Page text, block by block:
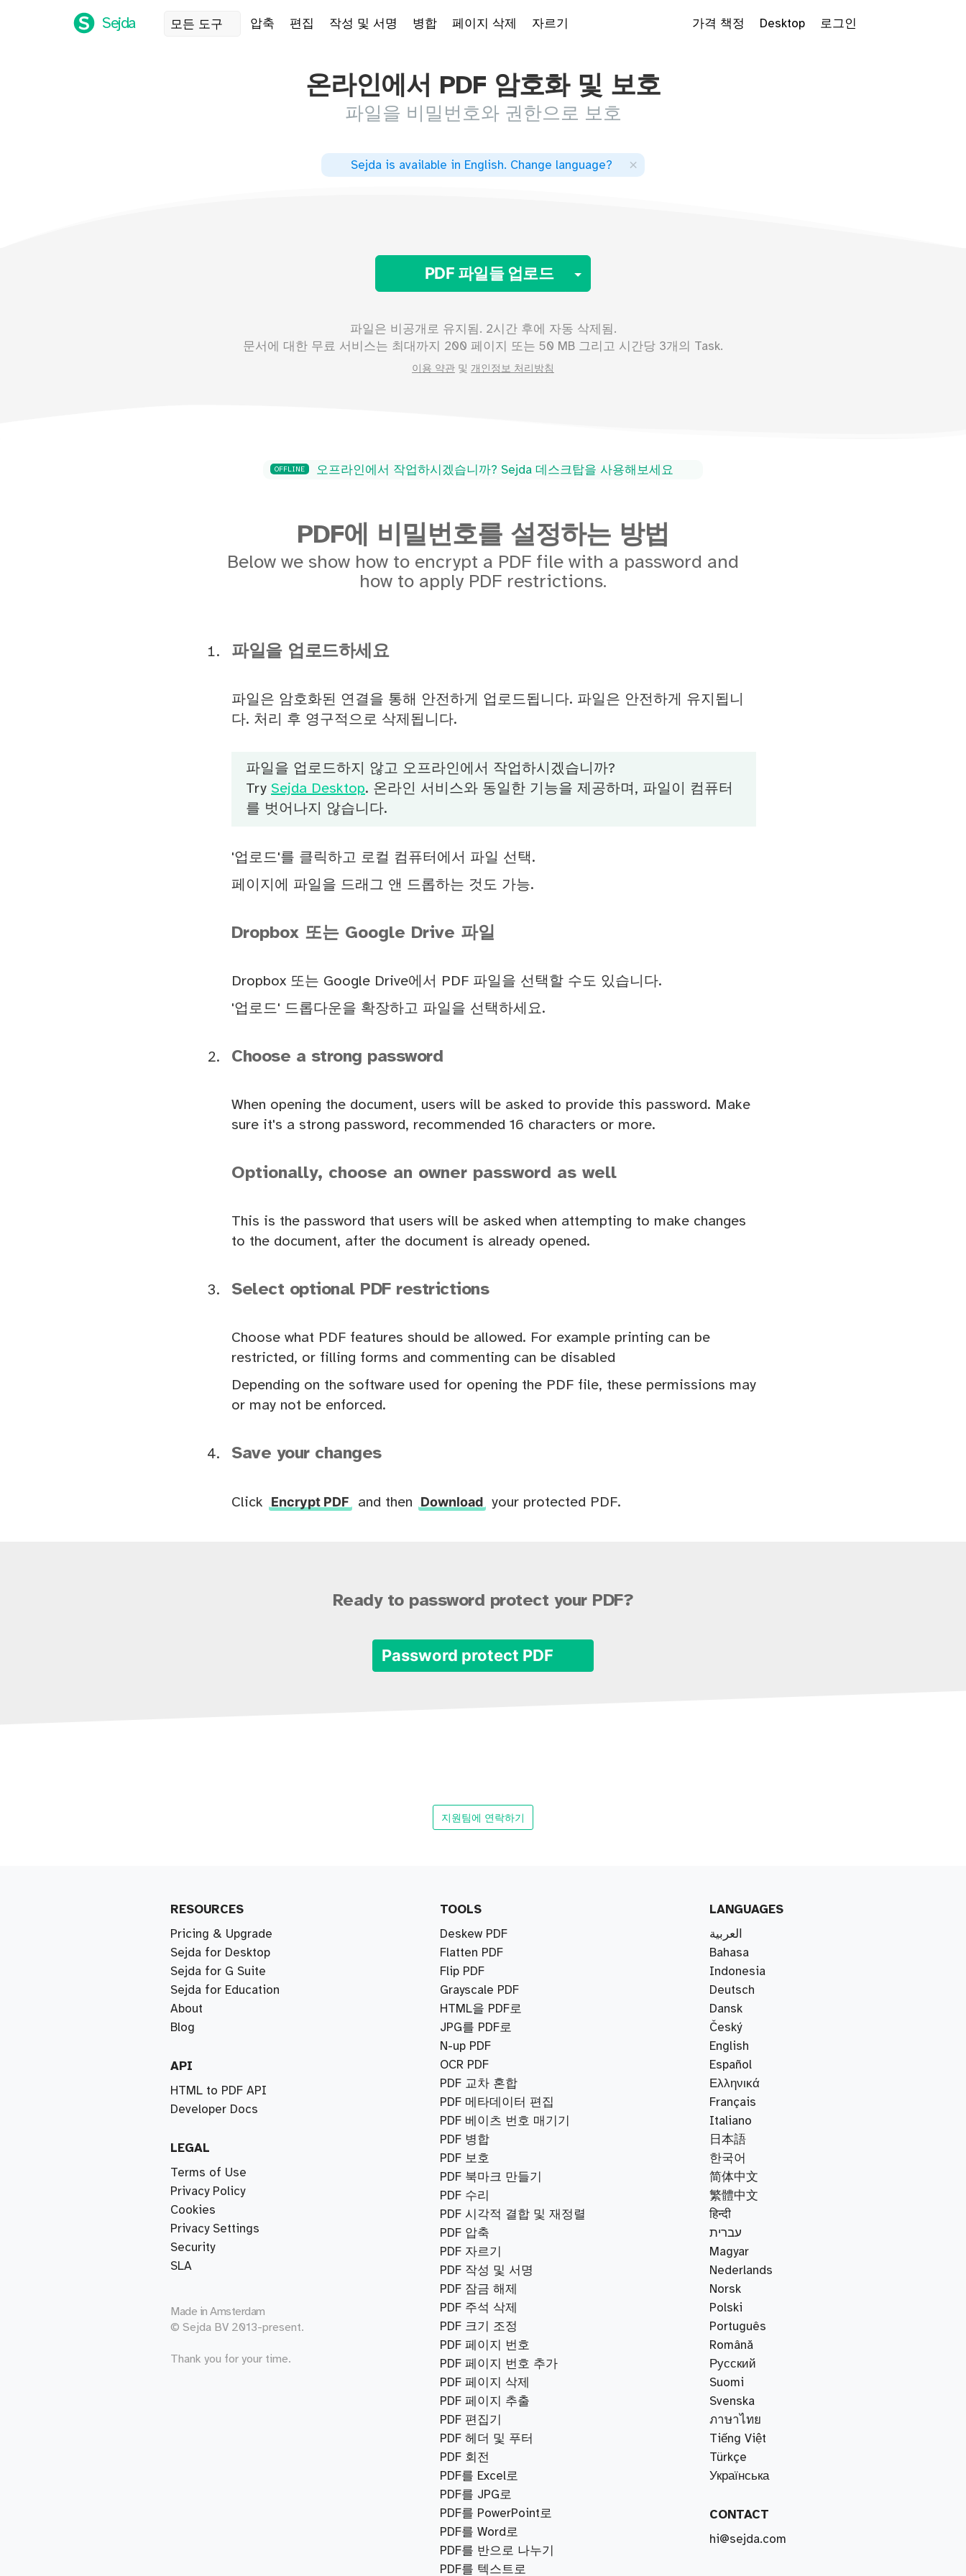
Sejda 모든 도구 압축 편집 작성 및 서명 병합 페이지 삭제 자르기 가격 책정 Desktop 로그인
온라인에서 PDF 암호화 및 보호
파일을 비밀번호와 권한으로 보호
Sejda is available in English. Change language? ×
PDF 파일들 업로드 Toggle Dropdown
파일은 비공개로 유지됨. 2시간 후에 자동 삭제됨.
문서에 대한 무료 서비스는 최대까지 200 페이지 또는 50 MB 그리고 시간당 3개의 Task.
이용 약관 및 개인정보 처리방침
OFFLINE 오프라인에서 작업하시겠습니까? Sejda 데스크탑을 사용해보세요
PDF에 비밀번호를 설정하는 방법
Below we show how to encrypt a PDF file with a password and
how to apply PDF restrictions.
파일을 업로드하세요
파일은 암호화된 연결을 통해 안전하게 업로드됩니다. 파일은 안전하게 유지됩니
다. 처리 후 영구적으로 삭제됩니다.
파일을 업로드하지 않고 오프라인에서 작업하시겠습니까?
Try Sejda Desktop. 온라인 서비스와 동일한 기능을 제공하며, 파일이 컴퓨터
를 벗어나지 않습니다.
'업로드'를 클릭하고 로컬 컴퓨터에서 파일 선택.
페이지에 파일을 드래그 앤 드롭하는 것도 가능.
Dropbox 또는 Google Drive 파일
Dropbox 또는 Google Drive에서 PDF 파일을 선택할 수도 있습니다.
'업로드' 드롭다운을 확장하고 파일을 선택하세요.
Choose a strong password
When opening the document, users will be asked to provide this password. Make
sure it's a strong password, recommended 16 characters or more.
Optionally, choose an owner password as well
This is the password that users will be asked when attempting to make changes
to the document, after the document is already opened.
Select optional PDF restrictions
Choose what PDF features should be allowed. For example printing can be
restricted, or filling forms and commenting can be disabled
Depending on the software used for opening the PDF file, these permissions may
or may not be enforced.
Save your changes
Click Encrypt PDF and then Download your protected PDF.
Ready to password protect your PDF?
Password protect PDF
지원팀에 연락하기
RESOURCES
Pricing & Upgrade
Sejda for Desktop
Sejda for G Suite
Sejda for Education
About
Blog
API
HTML to PDF API
Developer Docs
LEGAL
Terms of Use
Privacy Policy
Cookies
Privacy Settings
Security
SLA
Made in Amsterdam
© Sejda BV 2013-present.
Thank you for your time.
TOOLS
Deskew PDF
Flatten PDF
Flip PDF
Grayscale PDF
HTML을 PDF로
JPG를 PDF로
N-up PDF
OCR PDF
PDF 교차 혼합
PDF 메타데이터 편집
PDF 베이츠 번호 매기기
PDF 병합
PDF 보호
PDF 북마크 만들기
PDF 수리
PDF 시각적 결합 및 재정렬
PDF 압축
PDF 자르기
PDF 작성 및 서명
PDF 잠금 해제
PDF 주석 삭제
PDF 크기 조정
PDF 페이지 번호
PDF 페이지 번호 추가
PDF 페이지 삭제
PDF 페이지 추출
PDF 편집기
PDF 헤더 및 푸터
PDF 회전
PDF를 Excel로
PDF를 JPG로
PDF를 PowerPoint로
PDF를 Word로
PDF를 반으로 나누기
PDF를 텍스트로
LANGUAGES
العربية
Bahasa
Indonesia
Deutsch
Dansk
Český
English
Español
Ελληνικά
Français
Italiano
日本語
한국어
简体中文
繁體中文
हिन्दी
עברית
Magyar
Nederlands
Norsk
Polski
Português
Română
Русский
Suomi
Svenska
ภาษาไทย
Tiếng Việt
Türkçe
Українська
CONTACT
hi@sejda.com